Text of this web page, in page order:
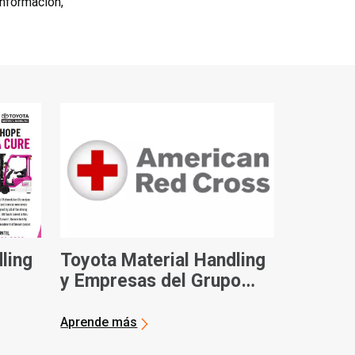
Toyota Material Handling
y Empresas del Grupo
dólares a la Cruz Roja
Aprende más